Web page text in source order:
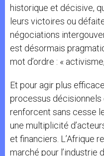
historique et décisive,
leurs victoires ou
négociations
est désormais
mot d’ordre : «
Et pour agir plus
processus décisionnels
renforcent sans cesse
une multiplicité
et financiers. L’Afrique
marché pour l’industrie